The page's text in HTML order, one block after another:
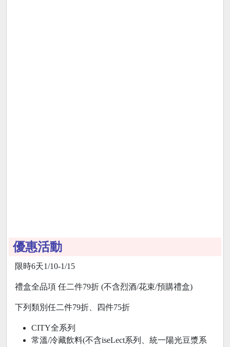
優惠活動
限時6天1/10-1/15
禮盒全品項 任二件79折 (不含烈酒/花束/預購禮盒)
下列類別任二件79折、四件75折
CITY全系列
常溫/冷藏飲料(不含iseLect系列、統一陽光豆漿系